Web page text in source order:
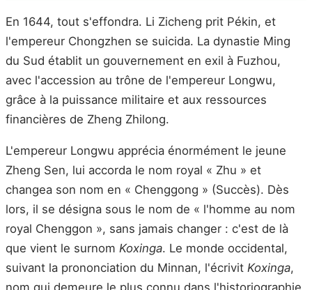
En 1644, tout s'effondra. Li Zicheng prit Pékin, et
l'empereur Chongzhen se suicida. La dynastie Ming
du Sud établit un gouvernement en exil à Fuzhou,
avec l'accession au trône de l'empereur Longwu,
grâce à la puissance militaire et aux ressources
financières de Zheng Zhilong.
L'empereur Longwu apprécia énormément le jeune
Zheng Sen, lui accorda le nom royal « Zhu » et
changea son nom en « Chenggong » (Succès). Dès
lors, il se désigna sous le nom de « l'homme au nom
royal Chenggon », sans jamais changer : c'est de là
que vient le surnom Koxinga. Le monde occidental,
suivant la prononciation du Minnan, l'écrivit Koxinga,